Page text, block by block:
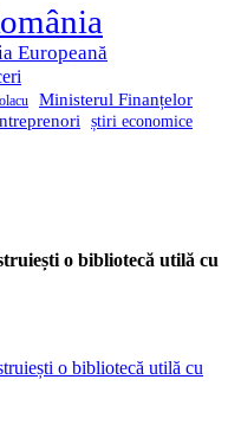
Europeană
Ministerul Finanțelor
știri economice
o bibliotecă utilă cu